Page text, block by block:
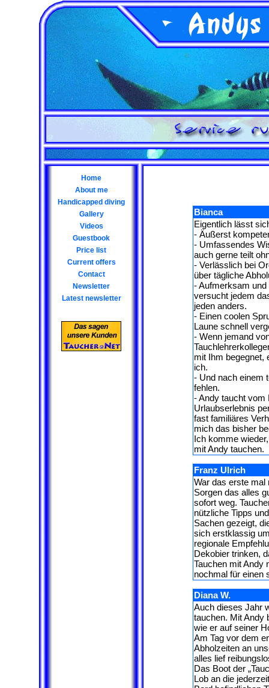
Home
About me
Handicapped diving
Gallery
Videos
Guestbook
Price list
Current offers
Contact
Newsletter
Latest newsletter
Bianca
Eigentlich lässt
- Äußerst
- Umfassendes
auch gerne teilt
- Verlässlich bei
über tägliche
- Aufmerksam
versucht jedem
jeden anders.
- Einen coolen
Laune schnell
- Wenn jemand
mit Ihm begegnet,
ich.
- Und nach einem
fehlen.
- Andy taucht vom
Urlaubserlebnis
fast familiäres
mich das bisher
Ich komme
mit Andy tauchen.
Franz Ulrich
War das erste mal
Sorgen das alles
sofort weg.
nützliche Tipps
Sachen gezeigt,
sich erstklassig
regionale
Dekobier trinken,
Tauchen mit Andy
nochmal für einen
Diana W.
Auch dieses Jahr
tauchen. Mit Andy
wie er auf seiner
Am Tag vor dem
Abholzeiten an
alles lief
Das Boot der
Lob an die